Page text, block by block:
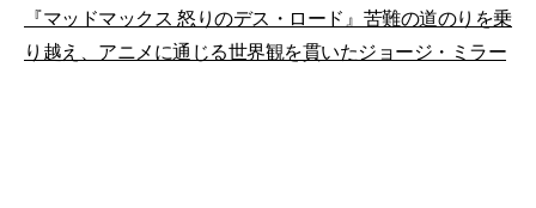
『マッドマックス 怒りのデス・ロード』苦難の道のりを乗
り越え、アニメに通じる世界観を貫いたジョージ・ミラー